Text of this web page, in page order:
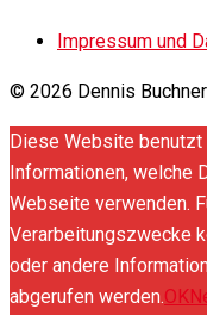
Impressum und
© 2026 Dennis Buchner
Diese Website
Informationen,
Webseite verwenden.
Verarbeitungszwecke
oder andere
abgerufen werden.OK